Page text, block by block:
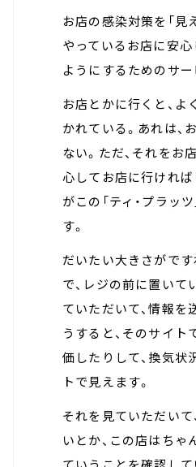
お店の感染対策を「見
やっているお店に安
ようにするためのサー
お店とかに行くと、よ
かれている。あれは、
ない。ただ、それをお
心してお店に行けれ
がこの「ティ・プラッ
す。
だいたい大きさがで
で、レジの前に置いて
ていただいて、情報を
うすると、そのサイト
価したりして、換気状
トで見えます。
それを見ていただい
いとか、この店はち